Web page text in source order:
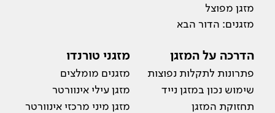
מזגן מפוצל
מזגנים: הדור הבא
הדרכה על המזגן
פתרונות לתקלות נפוצות
שימוש נכון במזגן נייד
תחזוקת המזגן
מזגני טורנדו
מזגנים מומלצים
מזגן עילי אינוורטר
מזגן מיני מרכזי אינוורטר